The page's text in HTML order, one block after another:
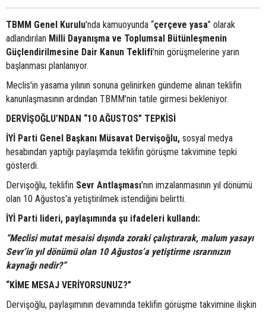
TBMM Genel Kurulu'nda kamuoyunda “çerçeve yasa” olarak
adlandırılan Milli Dayanışma ve Toplumsal Bütünleşmenin
Güçlendirilmesine Dair Kanun Teklifi'nin görüşmelerine yarın
başlanması planlanıyor.
Meclis'in yasama yılının sonuna gelinirken gündeme alınan teklifin
kanunlaşmasının ardından TBMM'nin tatile girmesi bekleniyor.
DERVİŞOĞLU’NDAN “10 AĞUSTOS” TEPKİSİ
İYİ Parti Genel Başkanı Müsavat Dervişoğlu, sosyal medya
hesabından yaptığı paylaşımda teklifin görüşme takvimine tepki
gösterdi.
Dervişoğlu, teklifin Sevr Antlaşması'nın imzalanmasının yıl dönümü
olan 10 Ağustos'a yetiştirilmek istendiğini belirtti.
İYİ Parti lideri, paylaşımında şu ifadeleri kullandı:
“Meclisi mutat mesaisi dışında zoraki çalıştırarak, malum yasayı
Sevr’in yıl dönümü olan 10 Ağustos’a yetiştirme ısrarınızın
kaynağı nedir?”
“KİME MESAJ VERİYORSUNUZ?”
Dervişoğlu, paylaşımının devamında teklifin görüşme takvimine ilişkin